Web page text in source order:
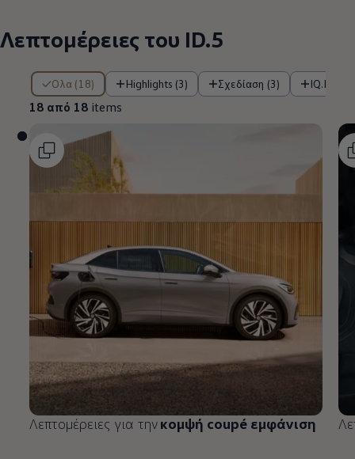
Λεπτομέρειες του ID.5
Όλα (18) Highlights (3) Σχεδίαση (3)
18 από 18 items
18 από 18 items
Λεπτομέρειες για τηνκομψή coupé εμφάνιση